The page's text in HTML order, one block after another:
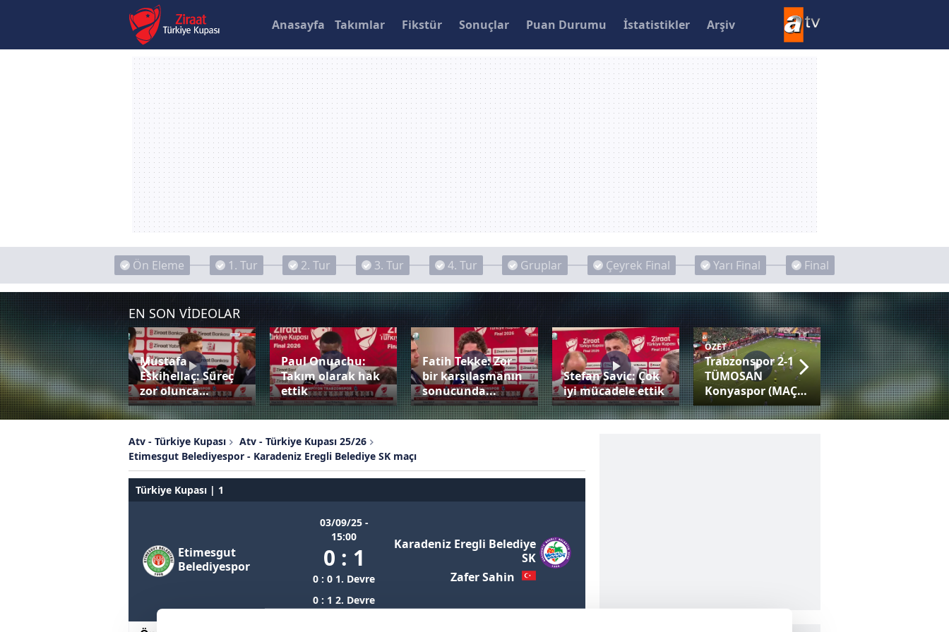
Anasayfa Takımlar Fikstür Sonuçlar Puan Durumu İstatistikler Arşiv
Ön Eleme 1. Tur 2. Tur 3. Tur 4. Tur Gruplar Çeyrek Final Yarı Final Final
EN SON VİDEOLAR
penaltıyı
Mustafa
Eskihellaç: Süreç
zor olunca…
Paul Onuachu:
Takım olarak hak
ettik
Fatih Tekke: Zor
bir karşılaşmanın
sonucunda...
Stefan Savic: Çok
iyi mücadele ettik
ÖZET
Trabzonspor 2-1
TÜMOSAN
Konyaspor (MAÇ
SONUCU-ÖZET)
Fatih Tekke:
Trabzonspor gibi
bir camiayla her
kupaya adaysınız!
Atv - Türkiye Kupası
Atv - Türkiye Kupası 25/26
Etimesgut Belediyespor - Karadeniz Eregli Belediye SK maçı
Türkiye Kupası | 1
Etimesgut
Belediyespor
03/09/25 -
15:00
0 : 1
0 : 0 1. Devre
0 : 1 2. Devre
Karadeniz Eregli Belediye
SK
Zafer Sahin